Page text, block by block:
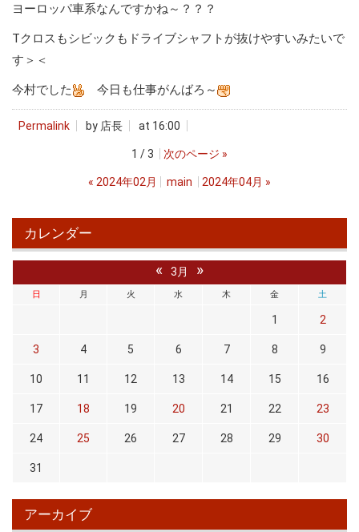
ヨーロッパ車系なんですかね～？？？
Tクロスもシビックもドライブシャフトが抜けやすいみたいで
す＞＜
今村でした 今日も仕事がんばろ～
Permalink by 店長 at 16:00
1 / 3 次のページ »
« 2024年02月 main 2024年04月 »
カレンダー
« 3月 »
日 月 火 水 木 金 土
1 2
3 4 5 6 7 8 9
10 11 12 13 14 15 16
17 18 19 20 21 22 23
24 25 26 27 28 29 30
31
アーカイブ